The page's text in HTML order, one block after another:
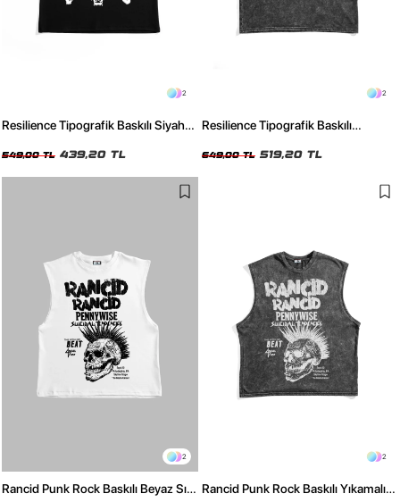
2
Resilience Tipografik Baskılı Siyah
549,00 TL 439,20 TL
2
Resilience Tipografik Baskılı
649,00 TL 519,20 TL
2
Rancid Punk Rock Baskılı Beyaz Sıfır
2
Rancid Punk Rock Baskılı Yıkamalı